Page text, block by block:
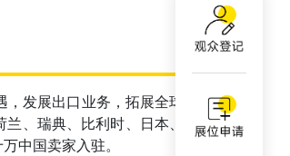
发展出口业务，拓展全球
、瑞典、比利时、日本、
中国卖家入驻。